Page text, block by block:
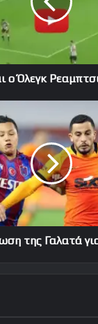
ο Όλεγκ
της Γαλατά